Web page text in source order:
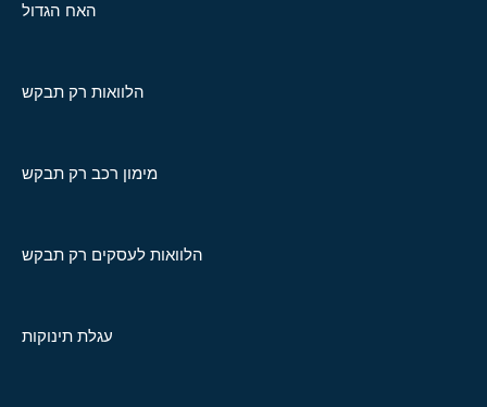
האח הגדול
הלוואות רק תבקש
מימון רכב רק תבקש
הלוואות לעסקים רק תבקש
עגלת תינוקות